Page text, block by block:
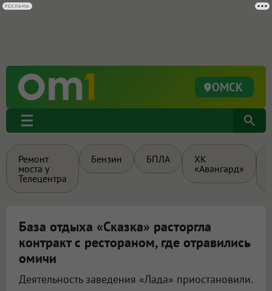
ОМСК
Ремонт
моста у
Телецентра
Бензин БПЛА
ХК
«Авангард»
База отдыха «Сказка» расторгла
контракт с рестораном, где отравились
омичи
Деятельность заведения «Лада» приостановили.
РЕКЛАМА